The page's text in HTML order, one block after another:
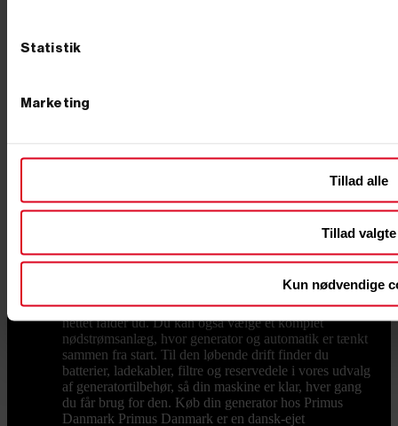
Statistik
Marketing
Tillad alle
Tillad valgte
Kun nødvendige
maksimale effekt ligger et godt stykke over dit samlede
over spændingen. De fleste opgaver klares med 230
volt, men driver du større maskiner med trefasede
en lille transportabel inverter bæres med én hånd, mens
de store maskiner er udstyret med hjul. Støjsvag drift,
eller ved en skurvogn, er støjniveauet værd at tjekke
før køb. Lukkede og lydsvage modeller dæmper
omkring 60 til 65 decibel, hvilket svarer til en
virksomheden mod strømsvigt, kan generatoren kobles
til en ATS boks, der automatisk starter maskinen, når
nettet falder ud. Du kan også vælge et komplet
nødstrømsanlæg, hvor generator og automatik er tænkt
sammen fra start. Til den løbende drift finder du
batterier, ladekabler, filtre og reservedele i vores udvalg
af generatortilbehør, så din maskine er klar, hver gang
du får brug for den. Køb din generator hos Primus
Danmark Primus Danmark er en dansk-ejet